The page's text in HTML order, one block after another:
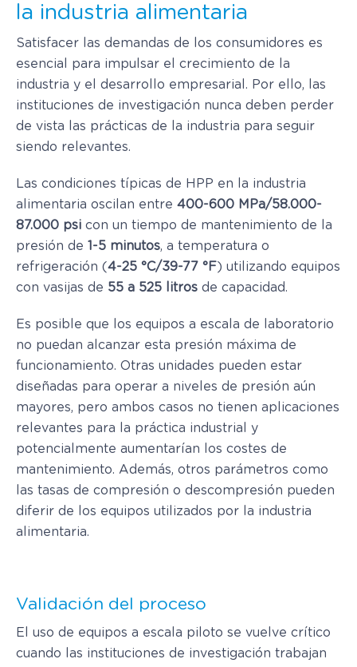
la industria alimentaria
Satisfacer las demandas de los consumidores es
esencial para impulsar el crecimiento de la
industria y el desarrollo empresarial. Por ello, las
instituciones de investigación nunca deben perder
de vista las prácticas de la industria para seguir
siendo relevantes.
Las condiciones típicas de HPP en la industria
alimentaria oscilan entre 400-600 MPa/58.000-
87.000 psi con un tiempo de mantenimiento de la
presión de 1-5 minutos, a temperatura o
refrigeración (4-25 °C/39-77 °F) utilizando equipos
con vasijas de 55 a 525 litros de capacidad.
Es posible que los equipos a escala de laboratorio
no puedan alcanzar esta presión máxima de
funcionamiento. Otras unidades pueden estar
diseñadas para operar a niveles de presión aún
mayores, pero ambos casos no tienen aplicaciones
relevantes para la práctica industrial y
potencialmente aumentarían los costes de
mantenimiento. Además, otros parámetros como
las tasas de compresión o descompresión pueden
diferir de los equipos utilizados por la industria
alimentaria.
Validación del proceso
El uso de equipos a escala piloto se vuelve crítico
cuando las instituciones de investigación trabajan